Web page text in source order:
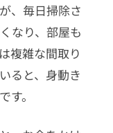
、毎日掃除さ
なり、部屋も
複雑な間取り
ると、身動き
。